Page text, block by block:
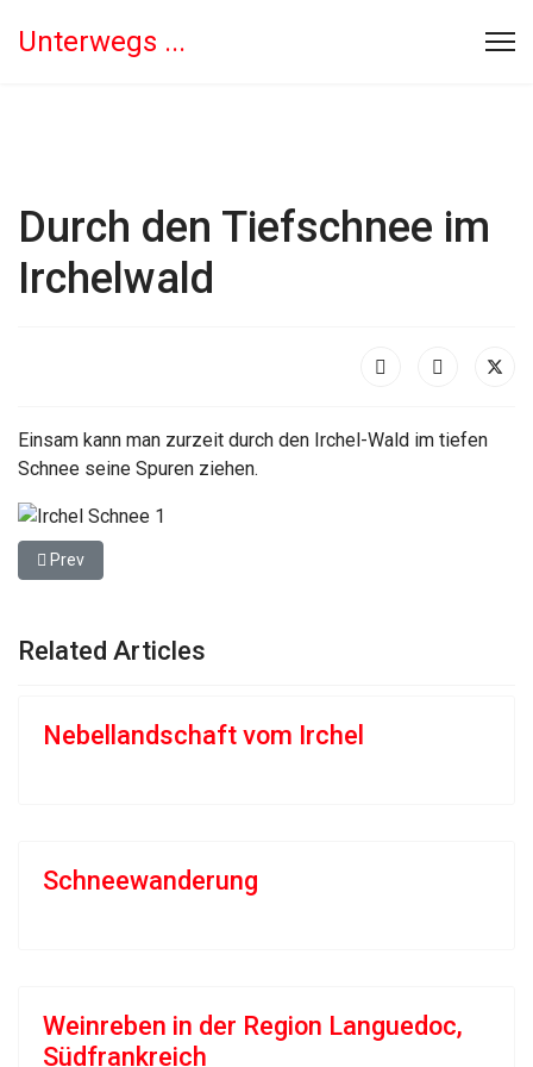
Unterwegs ...
Durch den Tiefschnee im
Irchelwald
Einsam kann man zurzeit durch den Irchel-Wald im tiefen
Schnee seine Spuren ziehen.
Previous article: Schneewanderung
Prev
Related Articles
Nebellandschaft vom Irchel
Schneewanderung
Weinreben in der Region Languedoc,
Südfrankreich